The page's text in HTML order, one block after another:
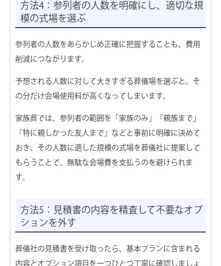
方法4：参列者の人数を明確にし、適切な規
模の式場を選ぶ
参列者の人数をあらかじめ正確に把握することも、費用
削減につながります。
予想される人数に対して大きすぎる葬儀場を選ぶと、そ
の分だけ会場使用料が高くなってしまいます。
家族葬では、参列者の範囲を「家族のみ」「親族まで」
「特に親しかった友人まで」などと事前に明確に決めて
おき、その人数に適した規模の式場を葬儀社に提案して
もらうことで、無駄な会場費を支払うのを避けられま
す。
方法5：見積書の内容を精査して不要なオプ
ションを外す
葬儀社の見積書を受け取ったら、基本プランに含まれる
内容とオプション項目を一つひとつ丁寧に確認しましょ